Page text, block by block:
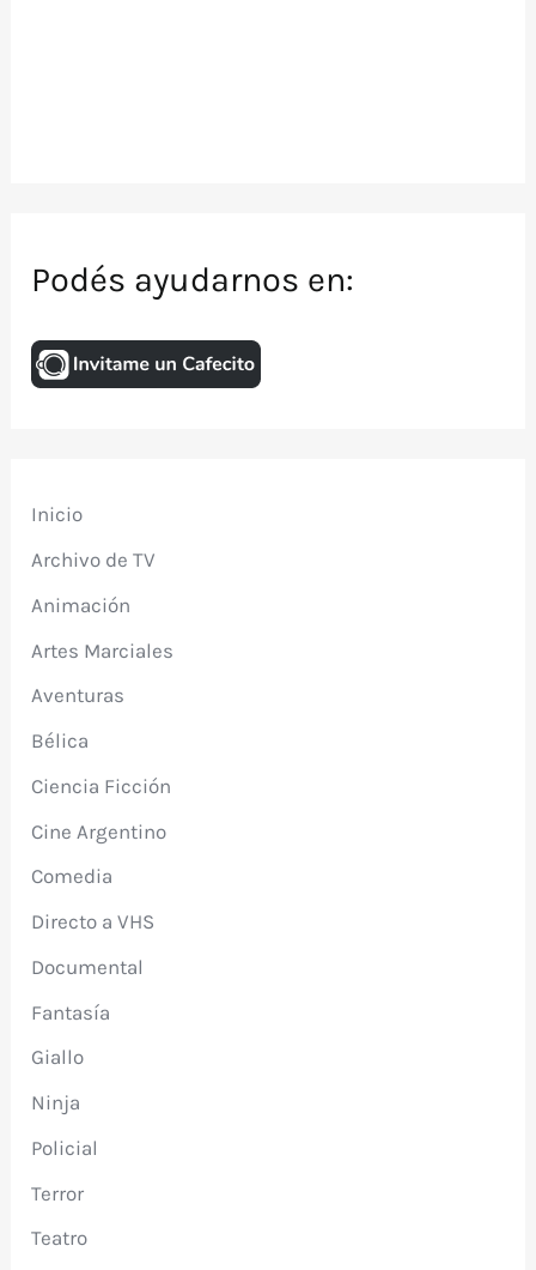
Podés ayudarnos en:
Inicio
Archivo de TV
Animación
Artes Marciales
Aventuras
Bélica
Ciencia Ficción
Cine Argentino
Comedia
Directo a VHS
Documental
Fantasía
Giallo
Ninja
Policial
Terror
Teatro